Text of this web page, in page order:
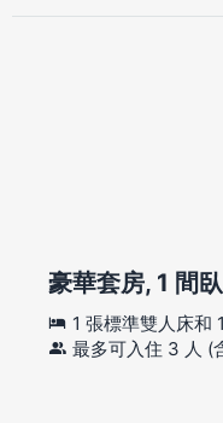
豪華套房, 1 間
1 張標準雙人床和
最多可入住 3 人 (